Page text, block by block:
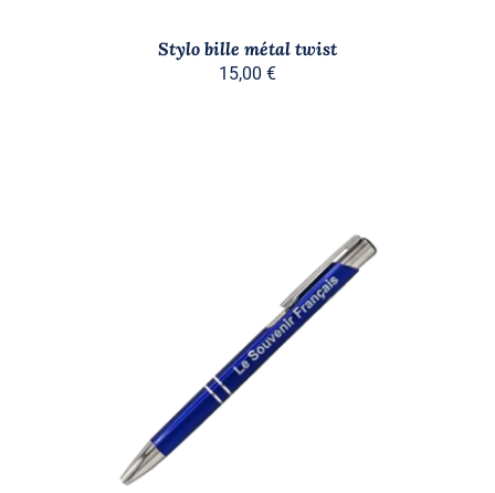
Stylo bille métal twist
15,00 €
AJOUTER AU PANIER